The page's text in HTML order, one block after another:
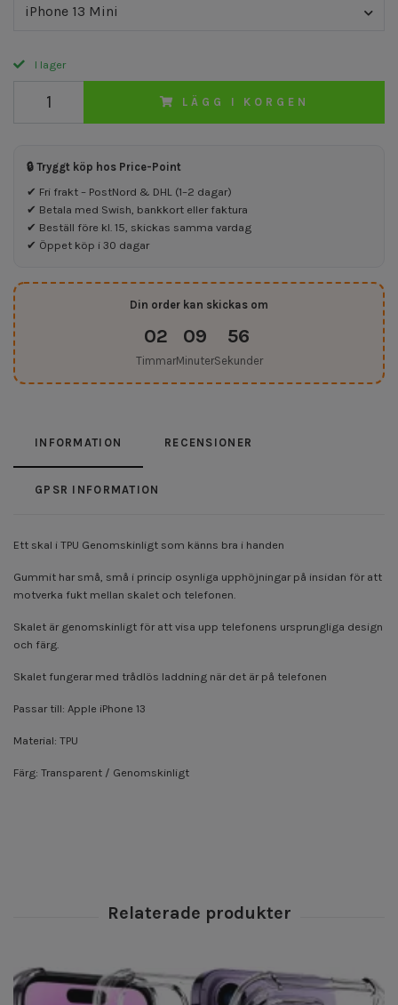
iPhone 13 Mini
I lager
LÄGG I KORGEN
🔒 Tryggt köp hos Price-Point
✔ Fri frakt – PostNord & DHL (1–2 dagar)
✔ Betala med Swish, bankkort eller faktura
✔ Beställ före kl. 15, skickas samma vardag
✔ Öppet köp i 30 dagar
Din order kan skickas om
02
Timmar
09
Minuter
55
Sekunder
INFORMATION RECENSIONER
GPSR INFORMATION
Ett skal i TPU Genomskinligt som känns bra i handen
Gummit har små, små i princip osynliga upphöjningar på insidan för att
motverka fukt mellan skalet och telefonen.
Skalet är genomskinligt för att visa upp telefonens ursprungliga design
och färg.
Skalet fungerar med trådlös laddning när det är på telefonen
Passar till: Apple iPhone 13
Material: TPU
Färg: Transparent / Genomskinligt